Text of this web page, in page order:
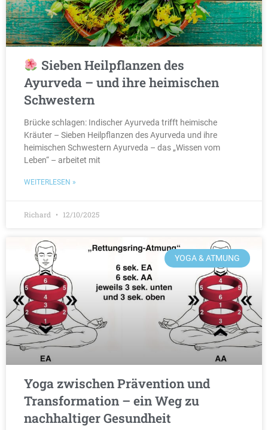
Sieben Heilpflanzen des
Ayurveda – und ihre heimischen
Schwestern
Brücke schlagen: Indischer Ayurveda trifft heimische
Kräuter – Sieben Heilpflanzen des Ayurveda und ihre
heimischen Schwestern Ayurveda – das „Wissen vom
Leben“ – arbeitet mit
WEITERLESEN »
Richard 12/10/2025
YOGA & ATMUNG
Yoga zwischen Prävention und
Transformation – ein Weg zu
nachhaltiger Gesundheit